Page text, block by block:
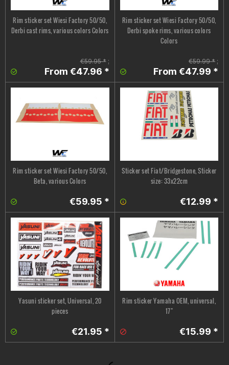
Rim sticker set Wiesi Factory 50/50,
Derbi cast rims, various colors Colors
€59.95 *;
From €47.96 *
Rim sticker set Wiesi Factory 50/50,
Derbi spoke rims, various colors
Colors
€59.99 * ;
From €47.99 *
Rim sticker set Wiesi Factory 50/50,
Beta, various Colors
€59.95 *
Sticker set Fiat/Bridgestone, Sticker
size: 33x22cm
€12.99 *
Yasuni sticker set, Universal, 20
pieces
€21.95 *
Rim sticker Yamaha OEM, universal,
17"
€15.99 *